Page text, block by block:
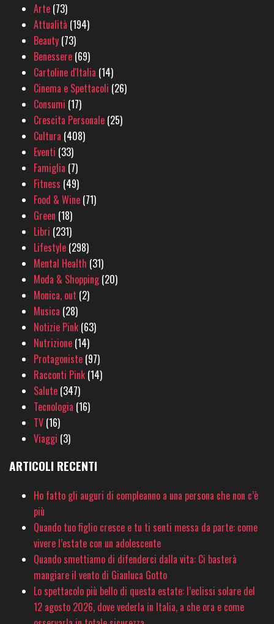
Arte (73)
Attualità (194)
Beauty (73)
Benessere (69)
Cartoline d'Italia (14)
Cinema e Spettacoli (26)
Consumi (17)
Crescita Personale (25)
Cultura (408)
Eventi (33)
Famiglia (7)
Fitness (49)
Food & Wine (71)
Green (18)
Libri (231)
Lifestyle (298)
Mental Health (31)
Moda & Shopping(20)
Monica, out (2)
Musica (28)
Notizie Pink (63)
Nutrizione (14)
Protagoniste (97)
Racconti Pink (14)
Salute (347)
Tecnologia (16)
TV (16)
Viaggi (3)
ARTICOLI RECENTI
Ho fatto gli auguri di compleanno a una persona che non c’è
più
Quando tuo figlio cresce e tu ti senti messa da parte: come
vivere l’estate con un adolescente
Quando smettiamo di difenderci dalla vita: Ci basterà
mangiare il vento di Gianluca Gotto
Lo spettacolo più bello di questa estate: l’eclissi solare del
12 agosto 2026, dove vederla in Italia, a che ora e come